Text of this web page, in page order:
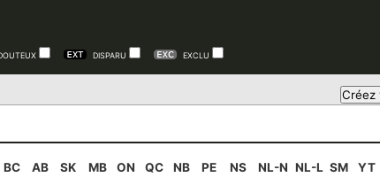
DISPARU EXCLU
BC AB SK MB ON QC NB PE NS NL-N NL-L SM YT